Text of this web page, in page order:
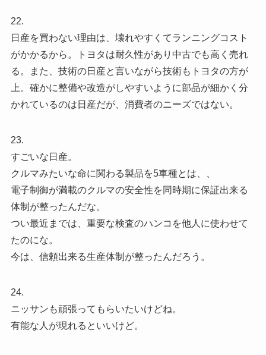
22.
日産を買わない理由は、壊れやすくてランニングコスト
がかかるから。トヨタは耐久性があり中古でも高く売れ
る。また、技術の日産と言いながら技術もトヨタの方が
上。確かに整備や改造がしやすいように部品が細かく分
かれているのは日産だが、消費者のニーズではない。
23.
すごいな日産。
クルマみたいな命に関わる製品を5車種とは、、
電子制御が満載のクルマの安全性を同時期に保証出来る
体制が整ったんだな。
つい最近までは、重要な検査のハンコを他人に使わせて
たのにな。
今は、信頼出来る生産体制が整ったんだろう。
24.
ニッサンも頑張ってもらいたいけどね。
有能な人が現れるといいけど。